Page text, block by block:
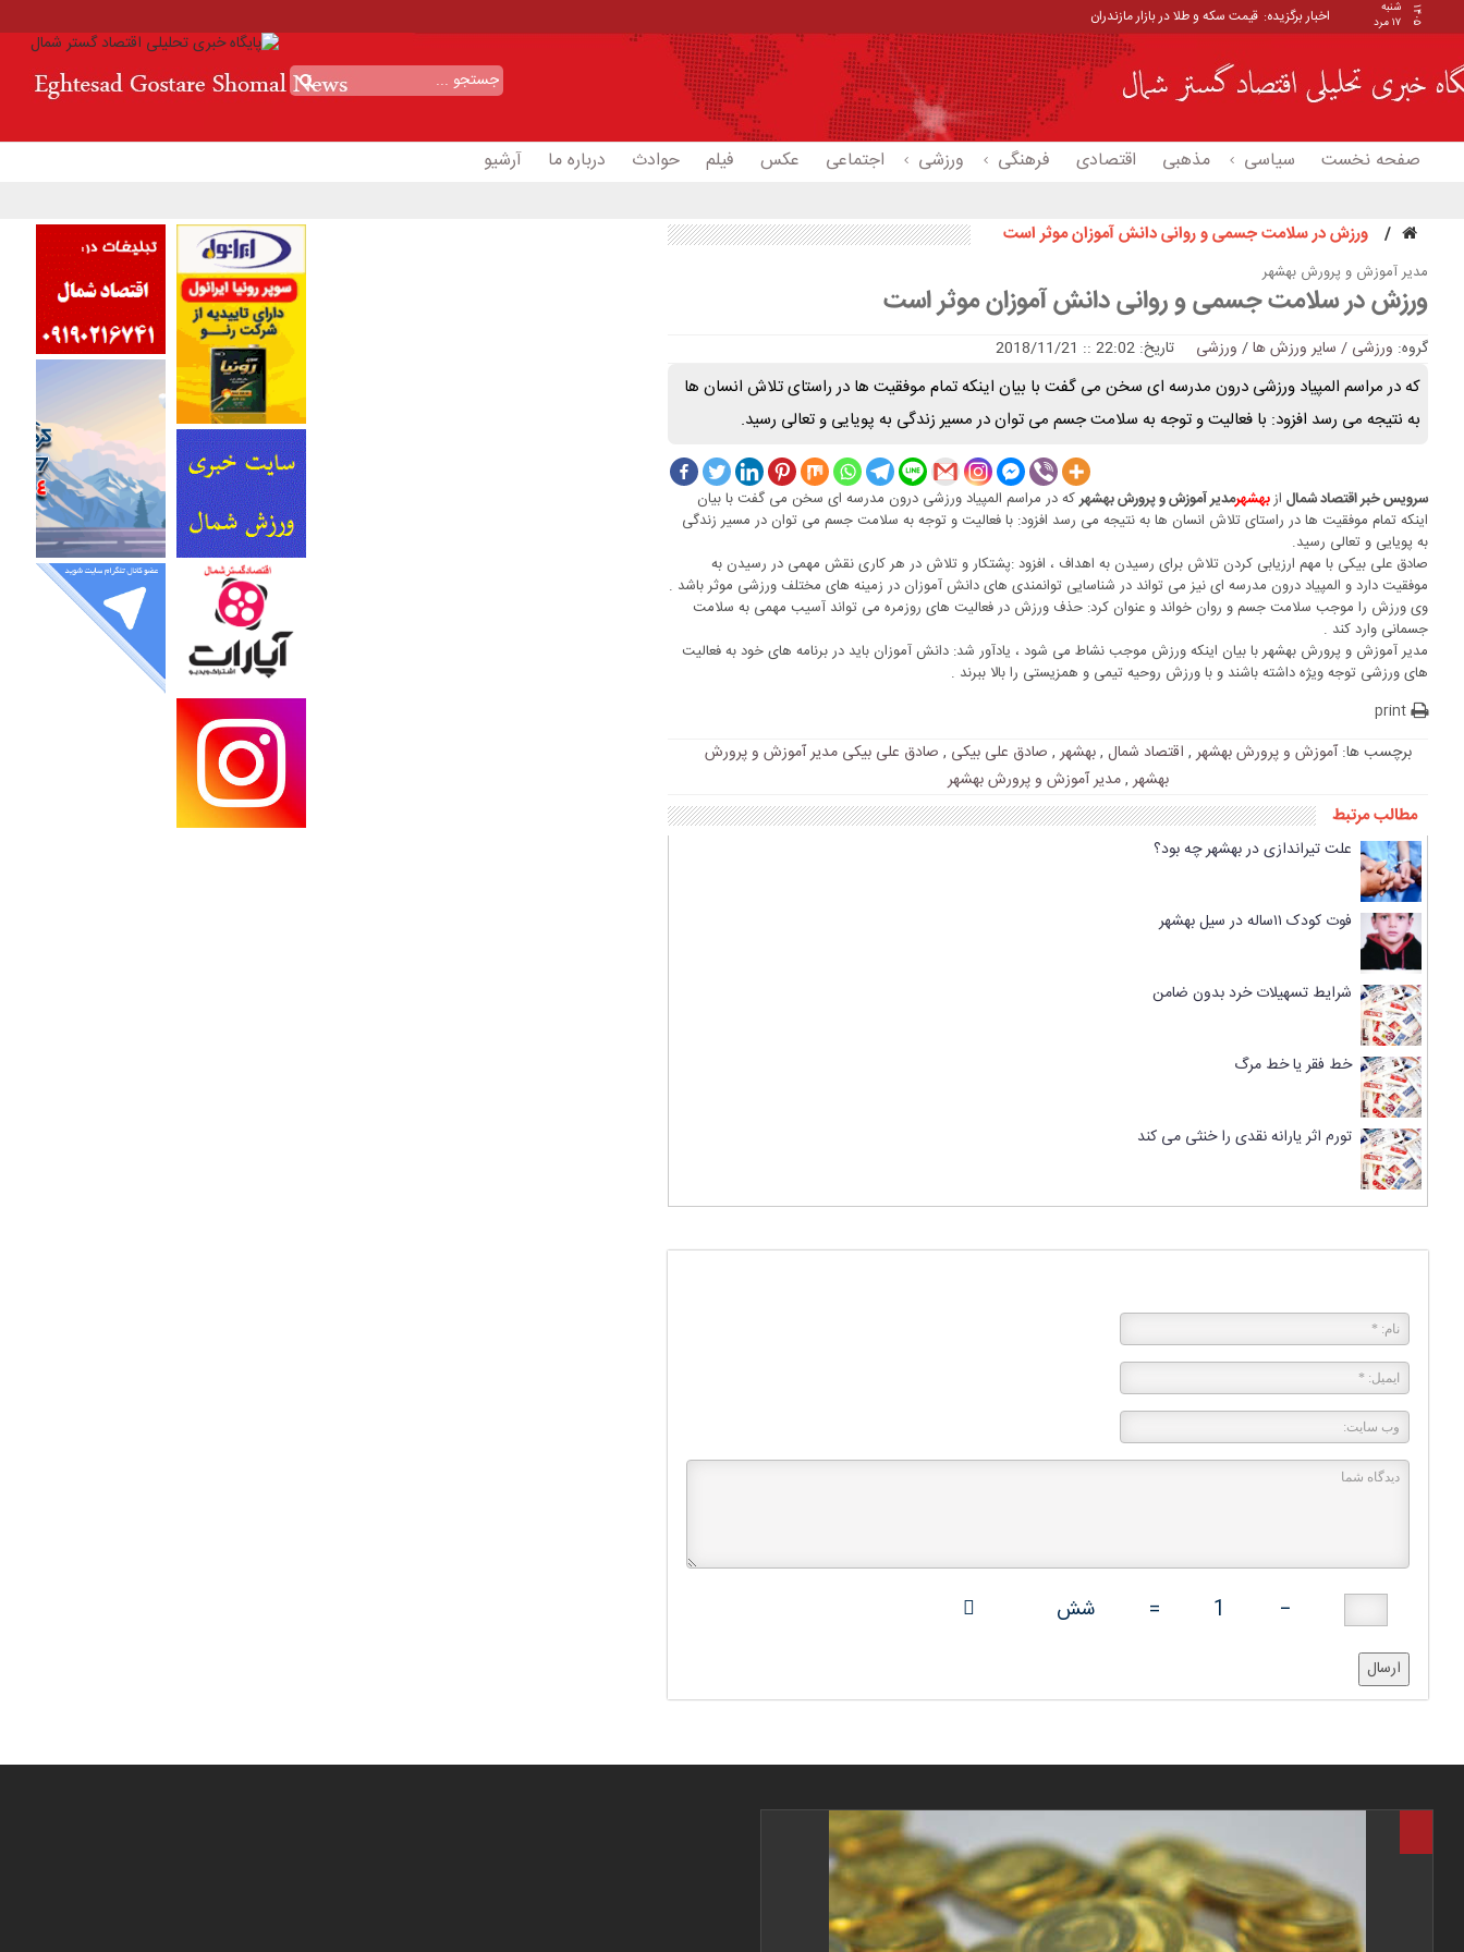
۱۴۰۵
شنبه
۱۷ مرد
اخبار برگزیده: قیمت سکه و طلا در بازار مازندران
صفحه نخست سیاسی مذهبی اقتصادی فرهنگی ورزشی اجتماعی عکس فیلم حوادث درباره ما آرشیو
ورزش در سلامت جسمی و روانی دانش آموزان موثر است
مدیر آموزش و پرورش بهشهر
ورزش در سلامت جسمی و روانی دانش آموزان موثر است
گروه: ورزشی / سایر ورزش ها/ ورزشی تاریخ: 22:02 :: 2018/11/21
که در مراسم المپیاد ورزشی درون مدرسه ای سخن می گفت با بیان اینکه تمام موفقیت ها در راستای تلاش انسان ها
به نتیجه می رسد افزود: با فعالیت و توجه به سلامت جسم می توان در مسیر زندگی به پویایی و تعالی رسید.
سرویس خبر اقتصاد شمال ازبهشهرمدیر آموزش و پرورش بهشهرکه در مراسم المپیاد ورزشی درون مدرسه ای سخن می گفت با بیان
اینکه تمام موفقیت ها در راستای تلاش انسان ها به نتیجه می رسد افزود: با فعالیت و توجه به سلامت جسم می توان در مسیر زندگی
به پویایی و تعالی رسید.
صادق علی بیکی با مهم ارزیابی کردن تلاش برای رسیدن به اهداف ، افزود :پشتکار و تلاش در هر کاری نقش مهمی در رسیدن به
موفقیت دارد و المپیاد درون مدرسه ای نیز می تواند در شناسایی توانمندی های دانش آموزان در زمینه های مختلف ورزشی موثر باشد .
وی ورزش را موجب سلامت جسم و روان خواند و عنوان کرد: حذف ورزش در فعالیت های روزمره می تواند آسیب مهمی به سلامت
جسمانی وارد کند .
مدیر آموزش و پرورش بهشهر با بیان اینکه ورزش موجب نشاط می شود ، یادآور شد: دانش آموزان باید در برنامه های خود به فعالیت
های ورزشی توجه ویژه داشته باشند و با ورزش روحیه تیمی و همزیستی را بالا ببرند .
print
برچسب ها:آموزش و پرورش بهشهر, اقتصاد شمال,بهشهر, صادق علی بیکی , صادق علی بیکی مدیر آموزش و پرورش
بهشهر,مدیر آموزش و پرورش بهشهر
مطالب مرتبط
علت تیراندازی در بهشهر چه بود؟
فوت کودک ۱۱ساله در سیل بهشهر
شرایط تسهیلات خرد بدون ضامن
خط فقر یا خط مرگ
تورم اثر یارانه نقدی را خنثی می کند
−
1
= شش
ارسال